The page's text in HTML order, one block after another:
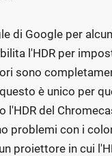
di Google per
l'HDR per
sono
è unico per
l'HDR del
problemi con i
proiettore in cui